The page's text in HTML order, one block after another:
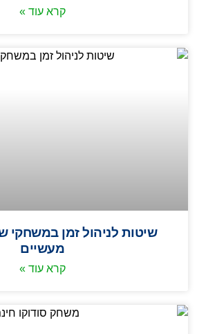
קרא עוד »
שיטות לניהול זמן במשחקי
מעשיים
קרא עוד »